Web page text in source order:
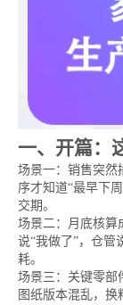
一、开篇：
场景一：销售突然
序才知道“最早下
交期。
场景二：月底核算
说“我做了”，仓管
耗。
场景三：关键零部
图纸版本混乱，换